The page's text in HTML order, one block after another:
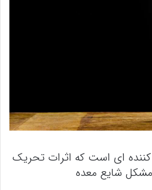
ای است که اثرات تحریک
شایع معده